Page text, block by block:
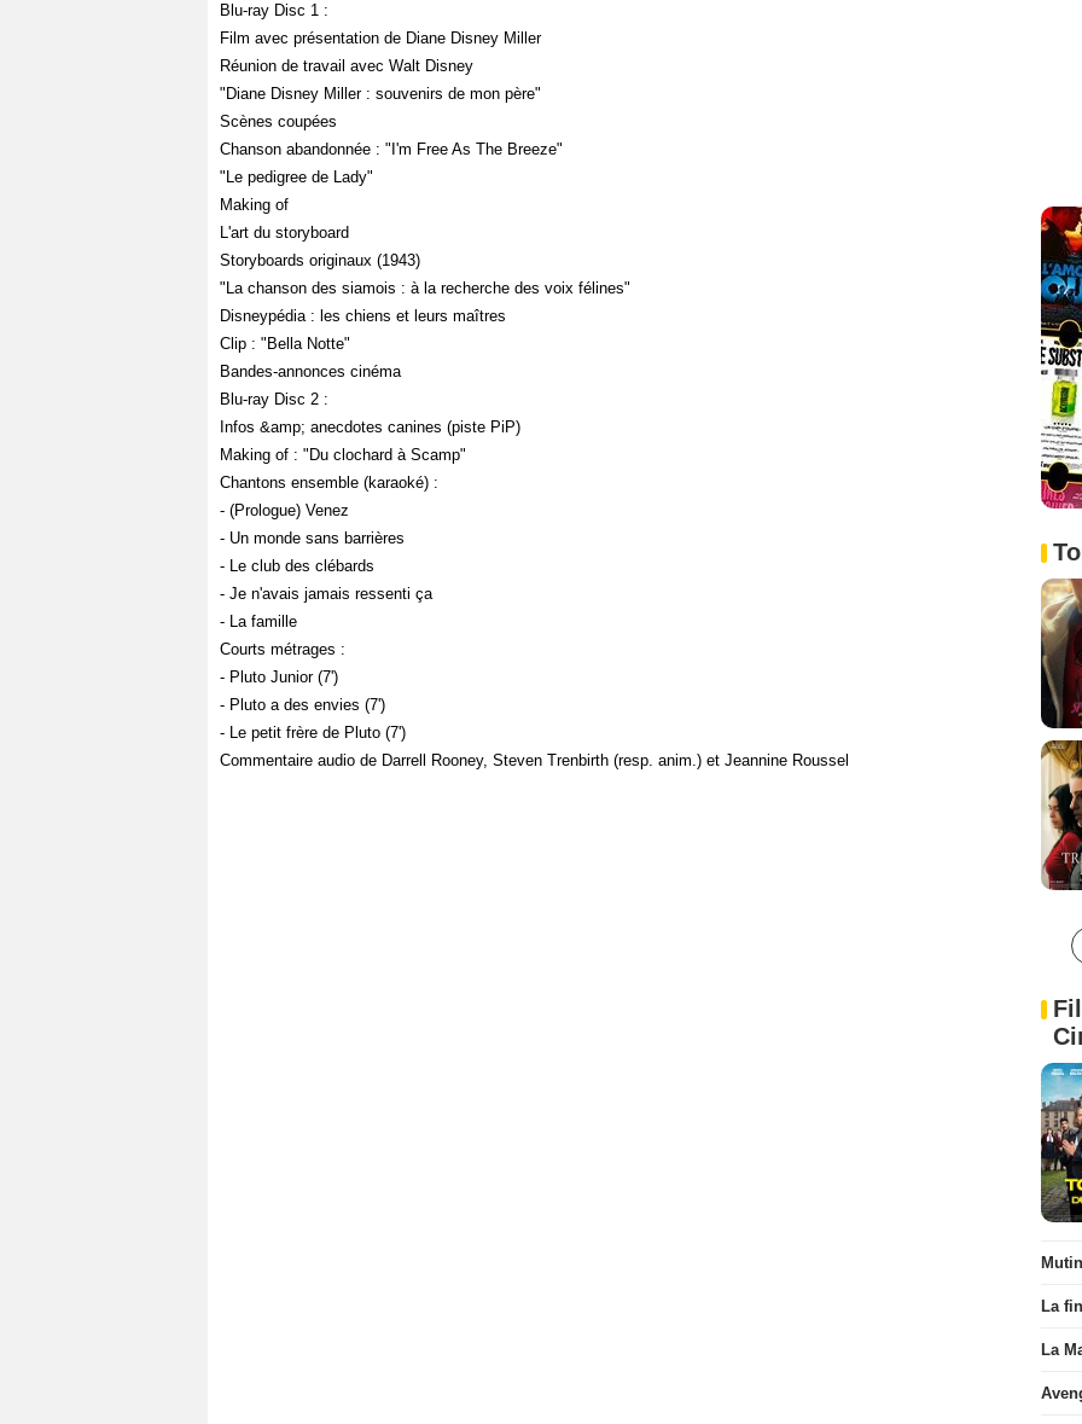
Blu-ray Disc 1 :
Film avec présentation de Diane Disney Miller
Réunion de travail avec Walt Disney
"Diane Disney Miller : souvenirs de mon père"
Scènes coupées
Chanson abandonnée : "I'm Free As The Breeze"
"Le pedigree de Lady"
Making of
L'art du storyboard
Storyboards originaux (1943)
"La chanson des siamois : à la recherche des voix félines"
Disneypédia : les chiens et leurs maîtres
Clip : "Bella Notte"
Bandes-annonces cinéma
Blu-ray Disc 2 :
Infos &amp; anecdotes canines (piste PiP)
Making of : "Du clochard à Scamp"
Chantons ensemble (karaoké) :
- (Prologue) Venez
- Un monde sans barrières
- Le club des clébards
- Je n'avais jamais ressenti ça
- La famille
Courts métrages :
- Pluto Junior (7')
- Pluto a des envies (7')
- Le petit frère de Pluto (7')
Commentaire audio de Darrell Rooney, Steven Trenbirth (resp. anim.) et Jeannine Roussel
La
La